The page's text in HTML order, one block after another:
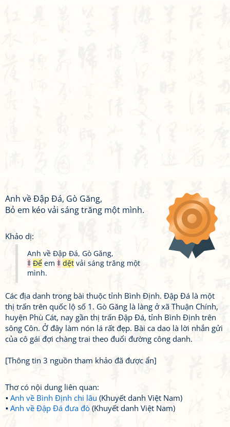
Anh về Đập Đá, Gò Găng,
Bỏ em kéo vải sáng trăng một mình.
Khảo dị:
Anh về Đập Đá, Gò Găng,
‡ Để em ‡ dệt vải sáng trăng một
mình.
Các địa danh trong bài thuộc tỉnh Bình Định. Đập Đá là một
thị trấn trên quốc lộ số 1. Gò Găng là làng ở xã Thuận Chính,
huyện Phù Cát, nay gần thị trấn Đập Đá, tỉnh Bình Định trên
sông Côn. Ở đây làm nón lá rất đẹp. Bài ca dao là lời nhắn gửi
của cô gái đợi chàng trai theo đuổi đường công danh.
[Thông tin 3 nguồn tham khảo đã được ẩn]
Thơ có nội dung liên quan:
Anh về Bình Định chi lâu (Khuyết danh Việt Nam)
Anh về Đập Đá đưa đò (Khuyết danh Việt Nam)